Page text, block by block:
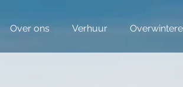
Over ons Verhuur